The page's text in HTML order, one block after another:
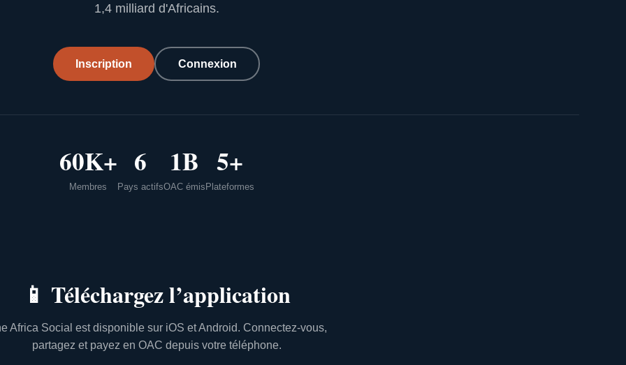
1,4 milliard d'Africains.
Inscription Connexion
60K+
Membres
6
Pays actifs
1B
OAC émis
5+
Plateformes
📱 Téléchargez l’application
Africa Social est disponible sur iOS et Android. Connectez-vous,
partagez et payez en OAC depuis votre téléphone.